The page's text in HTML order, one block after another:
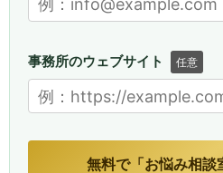
事務所のウェブサイト 任意
無料で「お悩み相談